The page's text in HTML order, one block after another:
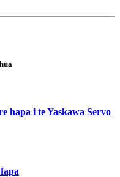
hapa i te Yaskawa Servo